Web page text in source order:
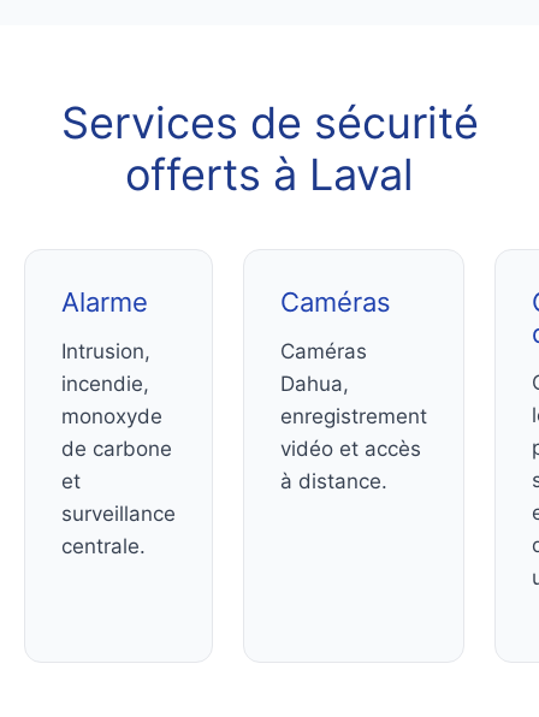
Services de sécurité
offerts à Laval
Alarme
Intrusion,
incendie,
monoxyde
de carbone
et
surveillance
centrale.
Caméras
Caméras
Dahua,
enregistrement
vidéo et accès
à distance.